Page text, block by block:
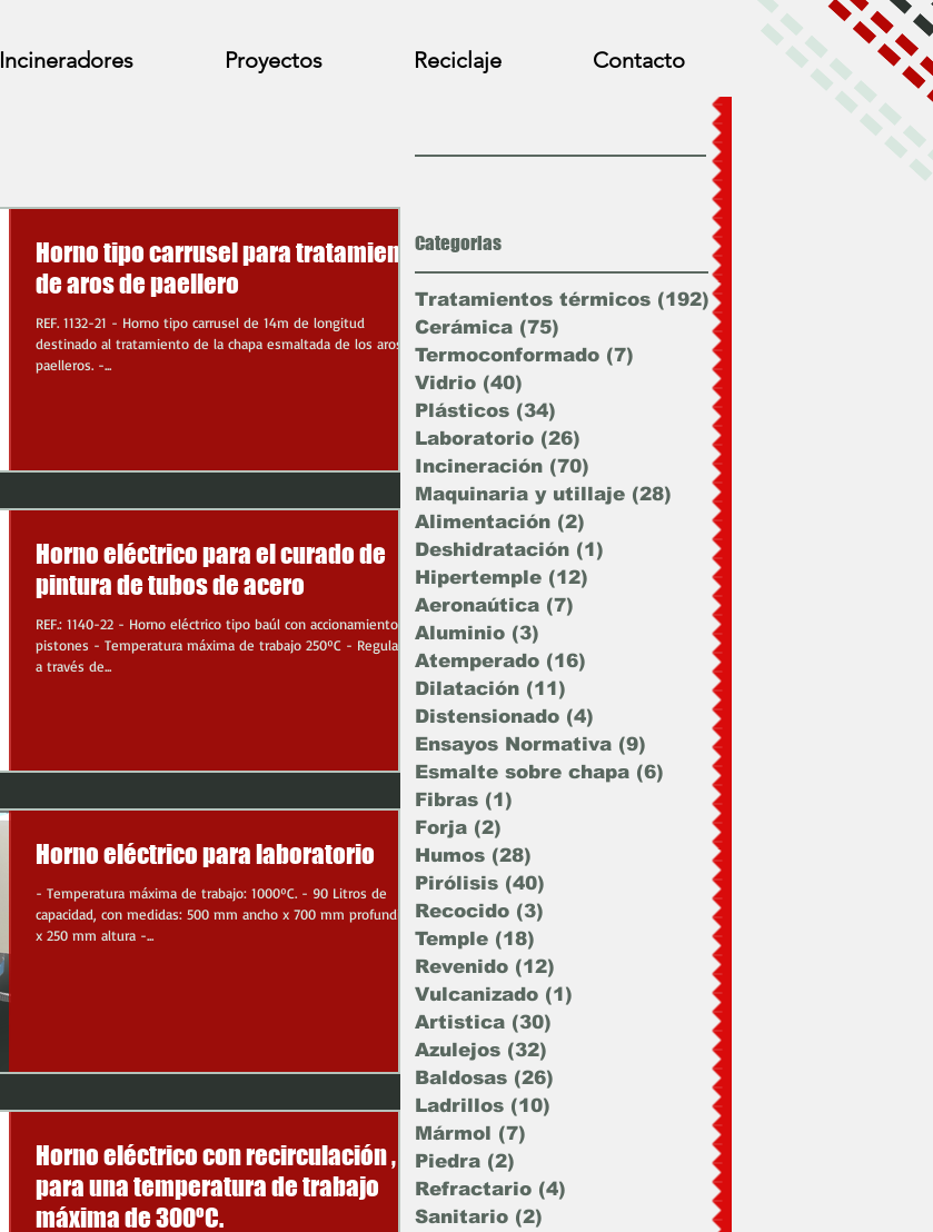
Incineradores Proyectos Reciclaje Contacto
Horno tipo carrusel para tratamiento
de aros de paellero
REF. 1132-21 - Horno tipo carrusel de 14m de longitud
destinado al tratamiento de la chapa esmaltada de los aros de
paelleros. -...
Horno eléctrico para el curado de
pintura de tubos de acero
REF.: 1140-22 - Horno eléctrico tipo baúl con accionamiento de
pistones - Temperatura máxima de trabajo 250ºC - Regulación
a través de...
Horno eléctrico para laboratorio
- Temperatura máxima de trabajo: 1000ºC. - 90 Litros de
capacidad, con medidas: 500 mm ancho x 700 mm profundidad
x 250 mm altura -...
Horno eléctrico con recirculación ,
para una temperatura de trabajo
máxima de 300ºC.
Categorias
Tratamientos térmicos (192)192 entradas
Cerámica (75)
Termoconformado (7) 7 entradas
Vidrio (40)
Plásticos (34)
Laboratorio (26)
Incineración (70)
Maquinaria y utillaje (28) 28 entradas
Alimentación (2)
Deshidratación (1)
Hipertemple (12)
Aeronaútica (7)
Aluminio (3)
Atemperado (16)
Dilatación (11)
Distensionado (4)
Ensayos Normativa (9) 9 entradas
Esmalte sobre chapa (6) 6 entradas
Fibras (1)
Forja (2)
Humos (28)
Pirólisis (40)
Recocido (3)
Temple (18)
Revenido (12)
Vulcanizado (1)
Artistica (30)
Azulejos (32)
Baldosas (26)
Ladrillos (10)
Mármol (7)
Piedra (2)
Refractario (4)
Sanitario (2)